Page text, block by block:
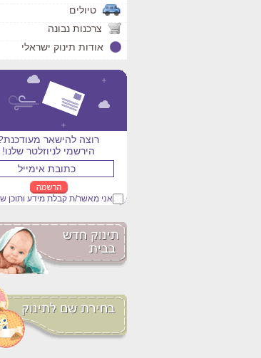
טיולים
צרכנות נבונה
אודות תינוק ישראלי
רוצה להישאר
הירשמי לניוזלטר שלנו!
אני מאשר/ת קבלת מידע ותוכן